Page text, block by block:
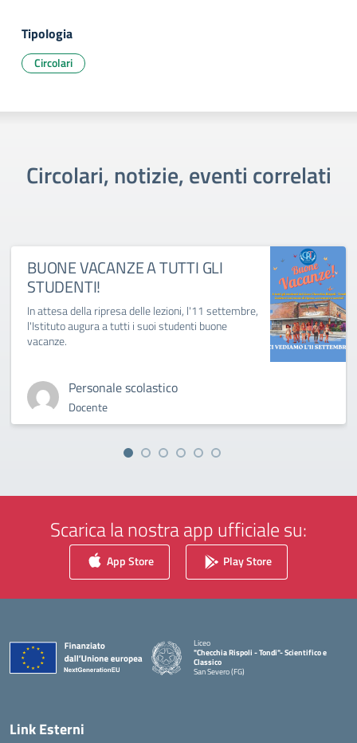
Tipologia
Circolari
Circolari, notizie, eventi correlati
BUONE VACANZE A TUTTI GLI
STUDENTI!
In attesa della ripresa delle lezioni, l'11 settembre,
l'Istituto augura a tutti i suoi studenti buone
vacanze.
Personale scolastico
Docente
Scarica la nostra app ufficiale su:
App Store Play Store
Liceo
"Checchia Rispoli - Tondi"- Scientifico e
Classico
San Severo (FG)
Link Esterni